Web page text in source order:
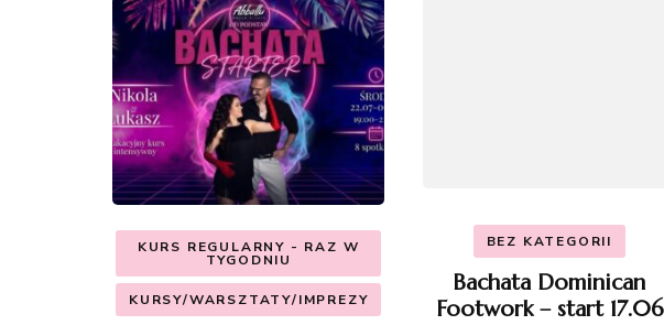
KURS REGULARNY - RAZ W
TYGODNIU
KURSY/WARSZTATY/IMPREZY
BEZ KATEGORII
Bachata Dominican
Footwork – start 17.06